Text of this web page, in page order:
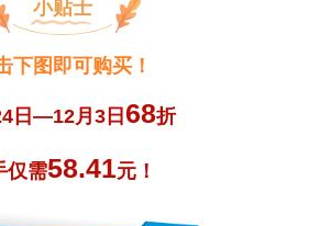
小贴士
下图即可购买！
日—12月3日 68折
仅需58.41元！